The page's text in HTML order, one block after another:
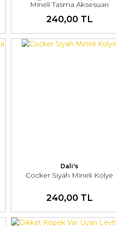
Mineli Tasma Aksesuarı
240,00 TL
Dali's
Cocker Siyah Mineli Kolye
240,00 TL